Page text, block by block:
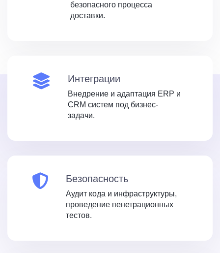
безопасного процесса
доставки.
Интеграции
Внедрение и адаптация ERP и
CRM систем под бизнес-
задачи.
Безопасность
Аудит кода и инфраструктуры,
проведение пенетрационных
тестов.